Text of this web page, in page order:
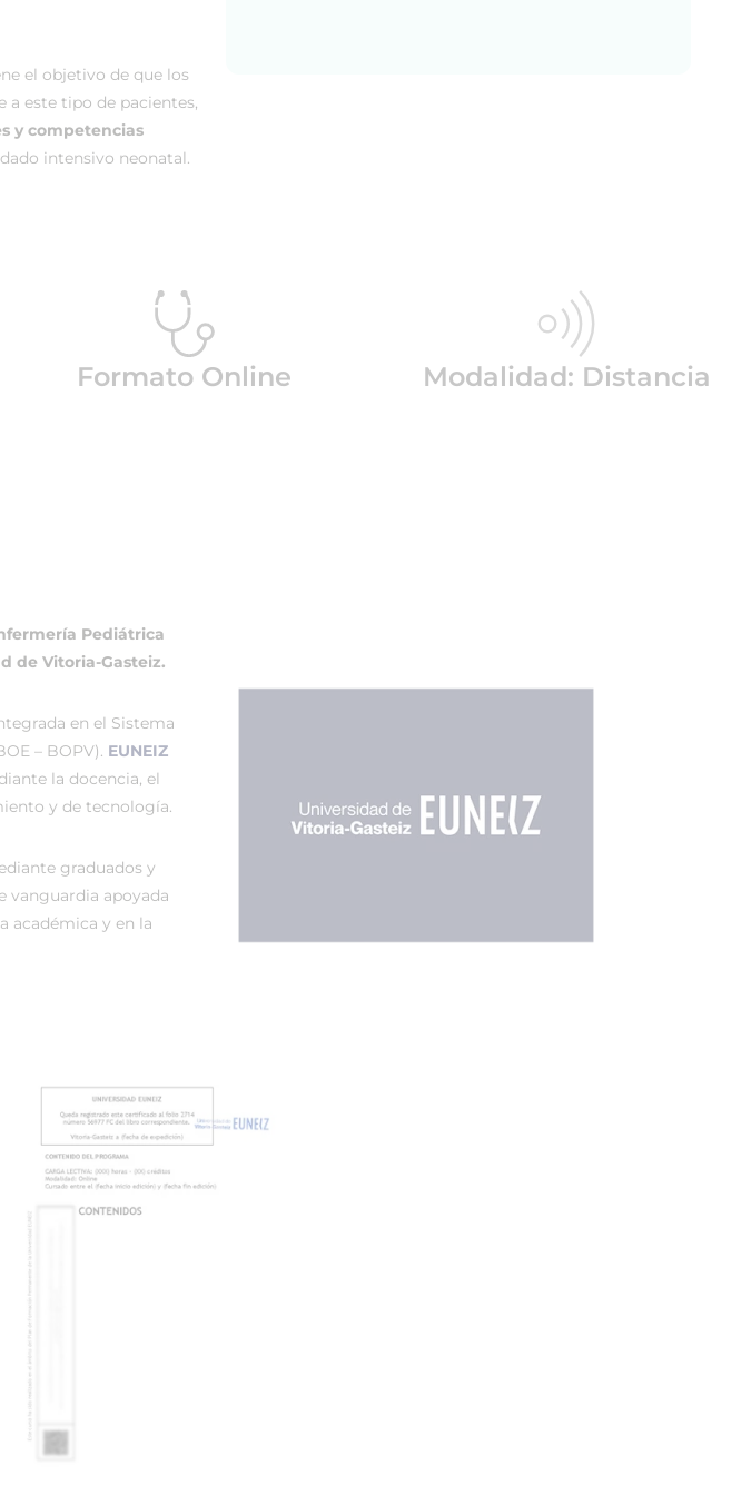
el objetivo de que los
a este tipo de pacientes,
y competencias
intensivo neonatal.
Formato Online Modalidad: Distancia
Pediátrica
de Vitoria-Gasteiz.
en el Sistema
– BOPV). EUNEIZ
la docencia, el
y de tecnología.
graduados y
vanguardia apoyada
académica y en la